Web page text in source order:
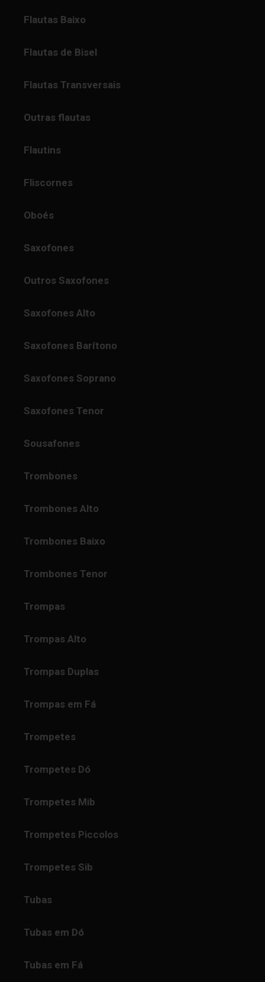
Flautas Baixo
Flautas de Bisel
Flautas Transversais
Outras flautas
Flautins
Fliscornes
Oboés
Saxofones
Outros Saxofones
Saxofones Alto
Saxofones Barítono
Saxofones Soprano
Saxofones Tenor
Sousafones
Trombones
Trombones Alto
Trombones Baixo
Trombones Tenor
Trompas
Trompas Alto
Trompas Duplas
Trompas em Fá
Trompetes
Trompetes Dó
Trompetes Mib
Trompetes Piccolos
Trompetes Sib
Tubas
Tubas em Dó
Tubas em Fá